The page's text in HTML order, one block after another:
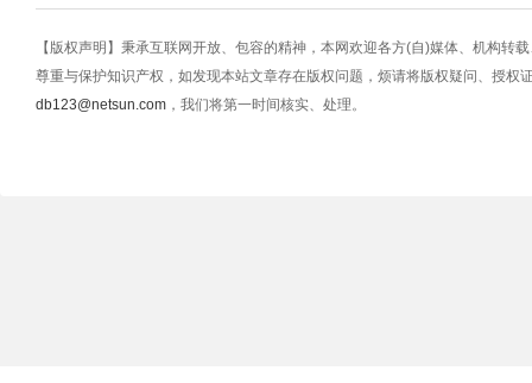
【版权声明】秉承互联网开放、包容的精神，本网欢迎各方(自)媒体、机构转
尊重与保护知识产权，如发现本站文章存在版权问题，烦请将版权疑问、授权
db123@netsun.com ，我们将第一时间核实、处理。